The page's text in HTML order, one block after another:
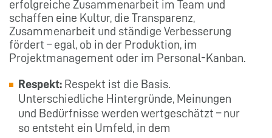
erfolgreiche Zusammenarbeit im Team und
schaffen eine Kultur, die Transparenz,
Zusammenarbeit und ständige Verbesserung
fördert – egal, ob in der Produktion, im
Projektmanagement oder im Personal-Kanban.
Respekt: Respekt ist die Basis.
Unterschiedliche Hintergründe, Meinungen
und Bedürfnisse werden wertgeschätzt – nur
so entsteht ein Umfeld, in dem